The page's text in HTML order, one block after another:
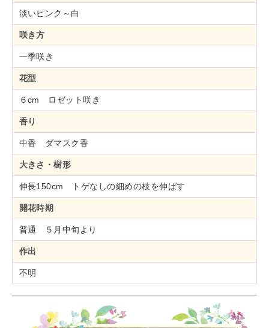
淡いピンク～白
咲き方
一季咲き
花型
６cm ロゼット咲き
香り
中香 ダマスク香
大きさ・樹形
伸長150cm トゲなしの細めの枝を伸ばす
開花時期
普通 ５月中旬より
作出
不明